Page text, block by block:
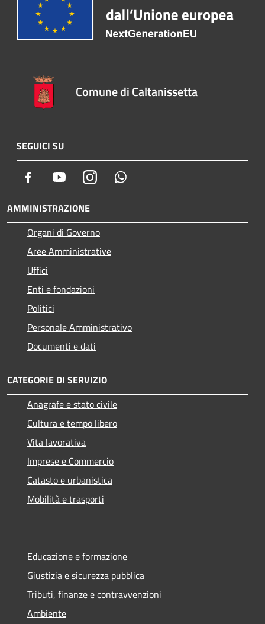
Comune di Caltanissetta
SEGUICI SU
Facebook YoutubeInstagram
AMMINISTRAZIONE
Organi di Governo
Aree Amministrative
Uffici
Enti e fondazioni
Politici
Personale Amministrativo
Documenti e dati
CATEGORIE DI SERVIZIO
Anagrafe e stato civile
Cultura e tempo libero
Vita lavorativa
Imprese e Commercio
Catasto e urbanistica
Mobilità e trasporti
Educazione e formazione
Giustizia e sicurezza pubblica
Tributi, finanze e contravvenzioni
Ambiente